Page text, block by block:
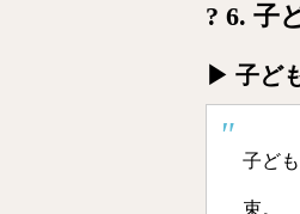
? 6. 子
▶ 子ど
子ど
束。